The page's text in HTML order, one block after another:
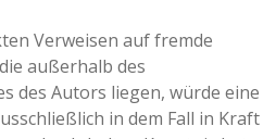
Verweisen auf fremde
außerhalb des
des Autors liegen, würde eine
in dem Fall in Kraft